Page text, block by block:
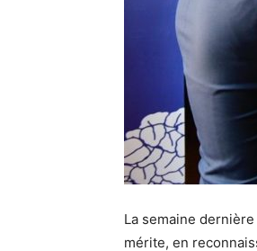
La semaine
mérite, en